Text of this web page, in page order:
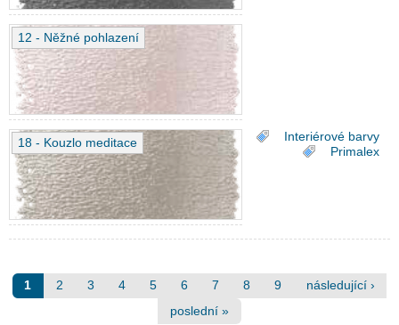
12 - Něžné pohlazení
18 - Kouzlo meditace
Interiérové barvy
Primalex
Stránky
1 2 3 4 5 6 7 8 9
následující ›
poslední »